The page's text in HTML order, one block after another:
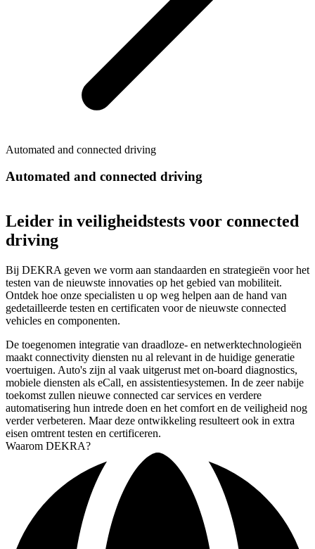
Automated and connected driving
Automated and connected driving
Leider in veiligheidstests voor connected
driving
Bij DEKRA geven we vorm aan standaarden en strategieën voor het
testen van de nieuwste innovaties op het gebied van mobiliteit.
Ontdek hoe onze specialisten u op weg helpen aan de hand van
gedetailleerde testen en certificaten voor de nieuwste connected
vehicles en componenten.
De toegenomen integratie van draadloze- en netwerktechnologieën
maakt connectivity diensten nu al relevant in de huidige generatie
voertuigen. Auto's zijn al vaak uitgerust met on-board diagnostics,
mobiele diensten als eCall, en assistentiesystemen. In de zeer nabije
toekomst zullen nieuwe connected car services en verdere
automatisering hun intrede doen en het comfort en de veiligheid nog
verder verbeteren. Maar deze ontwikkeling resulteert ook in extra
eisen omtrent testen en certificeren.
Waarom DEKRA?